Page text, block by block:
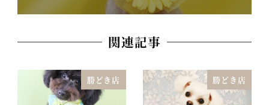
関連記事
勝どき店 勝どき店